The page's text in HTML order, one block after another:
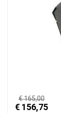
€ 165,00
€ 156,75